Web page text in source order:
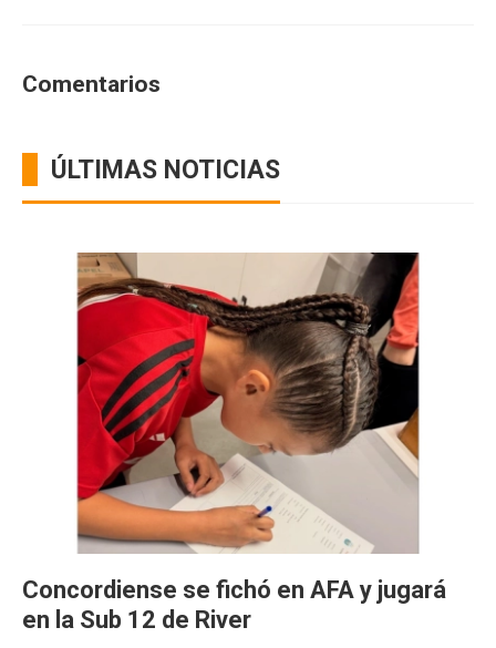
Comentarios
ÚLTIMAS NOTICIAS
Concordiense se fichó en AFA y jugará
en la Sub 12 de River